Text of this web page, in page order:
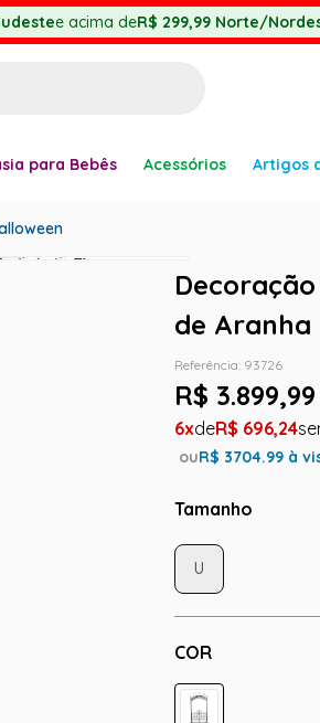
e acima deR$ 299,99 Norte/
para Bebês Acessórios Artigos
de Aranha
Referência: 93726
R$ 3.899,99
6 R$ 696,24
ouR$ 3704.99 à
Tamanho
COR
U